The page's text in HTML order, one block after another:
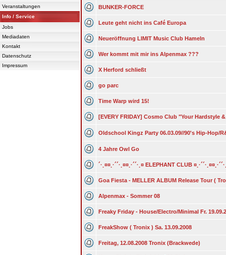
Veranstaltungen
Info / Service
Jobs
Mediadaten
Kontakt
Datenschutz
Impressum
BUNKER-FORCE
Leute geht nicht ins Café Europa
Neueröffnung LIMIT Music Club Hameln
Wer kommt mit mir ins Alpenmax ???
X Herford schließt
go parc
Time Warp wird 15!
[EVERY FRIDAY] Cosmo Club "Your Hardstyle
Oldschool Kingz Party 06.03.09//90's Hip-Hop/
4 Jahre Owl Go
´·¸¤¤¸·´´·¸¤¤¸·´´·¸¤ ELEPHANT CLUB
Goa Fiesta - MELLER ALBUM Release Tour (
Alpenmax - Sommer 08
Freaky Friday - House/Electro/Minimal Fr.
FreakShow ( Tronix ) Sa. 13.09.2008
Freitag, 12.08.2008 Tronix (Brackwede)